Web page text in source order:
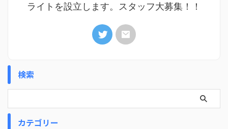
ライトを設立します。スタッフ大募集！！
検索
カテゴリー